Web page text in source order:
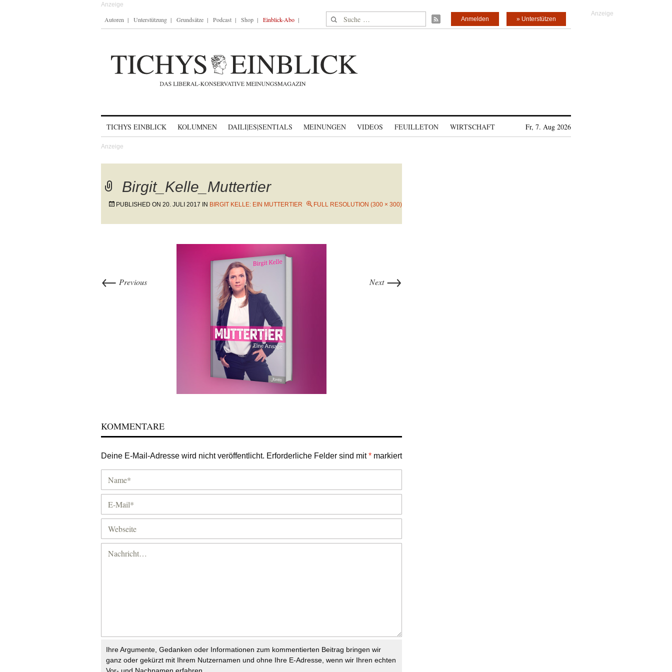
Autoren Unterstützung Grundsätze Podcast Shop Einblick-Abo Suche nach: » Unterstützen
Anmelden
TICHYS EINBLICK KOLUMNEN DAILI|ES|SENTIALS MEINUNGEN VIDEOS FEUILLETON WIRTSCHAFT Fr, 7. Aug 2026
Birgit_Kelle_Muttertier
PUBLISHED ON 20. JULI 2017 IN BIRGIT KELLE: EIN MUTTERTIER FULL RESOLUTION (300 × 300)
← Previous Next →
KOMMENTARE
Deine E-Mail-Adresse wird nicht veröffentlicht. Erforderliche Felder sind mit* markiert
Ihre Argumente, Gedanken oder Informationen zum kommentierten Beitrag bringen wir
ganz oder gekürzt mit Ihrem Nutzernamen und ohne Ihre E-Adresse, wenn wir Ihren echten